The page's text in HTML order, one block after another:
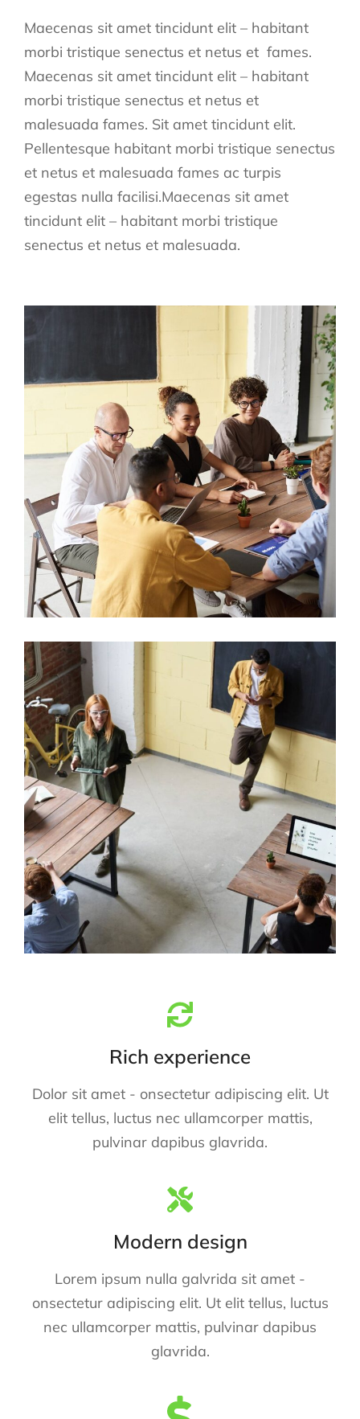
Maecenas sit amet tincidunt elit – habitant
morbi tristique senectus et netus et fames.
Maecenas sit amet tincidunt elit – habitant
morbi tristique senectus et netus et
malesuada fames. Sit amet tincidunt elit.
Pellentesque habitant morbi tristique senectus
et netus et malesuada fames ac turpis
egestas nulla facilisi.Maecenas sit amet
tincidunt elit – habitant morbi tristique
senectus et netus et malesuada.
Rich experience
Dolor sit amet - onsectetur adipiscing elit. Ut
elit tellus, luctus nec ullamcorper mattis,
pulvinar dapibus glavrida.
Modern design
Lorem ipsum nulla galvrida sit amet -
onsectetur adipiscing elit. Ut elit tellus, luctus
nec ullamcorper mattis, pulvinar dapibus
glavrida.